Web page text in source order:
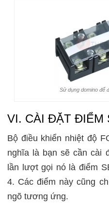
Sử dụng domino để
VI. CÀI ĐẶT ĐIỂM
Bộ điều khiển nhiệt độ
nghĩa là bạn sẽ cần cài
lần lượt gọi nó là điểm
4. Các điểm này cũng
ngõ tương ứng.